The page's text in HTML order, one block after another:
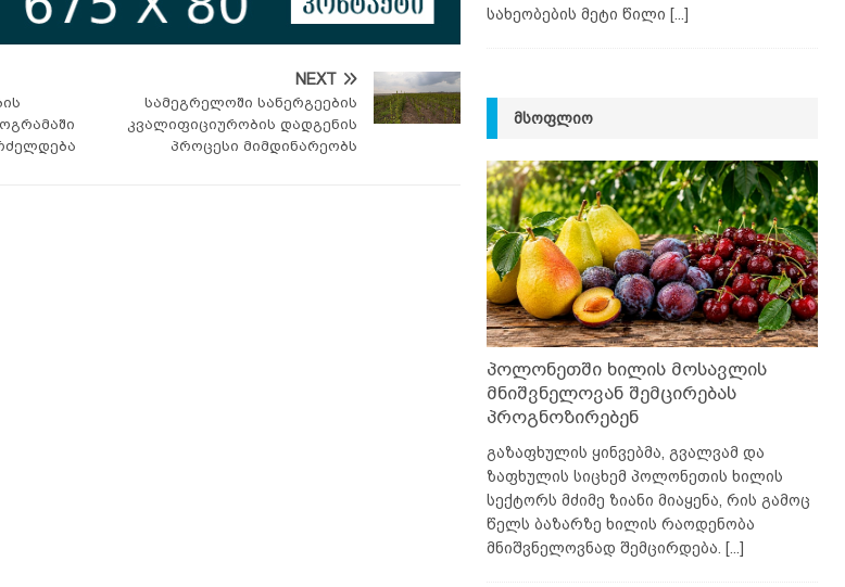
NEXT
სამეგრელოში სანერგეების
კვალიფიციურობის დადგენის
პროცესი მიმდინარეობს
სახეობების მეტი წილი [...]
ᲛᲡᲝᲤᲚᲘᲝ
პოლონეთში ხილის მოსავლის
მნიშვნელოვან შემცირებას
პროგნოზირებენ
გაზაფხულის ყინვებმა, გვალვამ და
ზაფხულის სიცხემ პოლონეთის ხილის
სექტორს მძიმე ზიანი მიაყენა, რის გამოც
წელს ბაზარზე ხილის რაოდენობა
მნიშვნელოვნად შემცირდება. [...]